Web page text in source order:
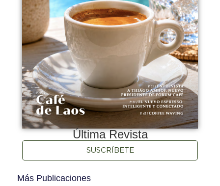
Última Revista
SUSCRÍBETE
Más Publicaciones